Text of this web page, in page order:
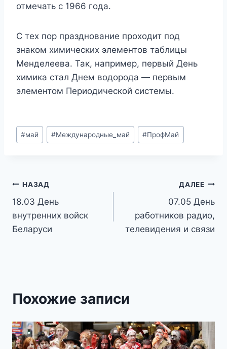
отмечать с 1966 года.
С тех пор празднование проходит под
знаком химических элементов таблицы
Менделеева. Так, например, первый День
химика стал Днем водорода — первым
элементом Периодической системы.
Метки
записи:
#май #Международные_май #ПрофМай
Навигация
по
записям
НАЗАД
18.03 День
внутренних войск
Беларуси
ДАЛЕЕ
07.05 День
работников радио,
телевидения и связи
Похожие записи